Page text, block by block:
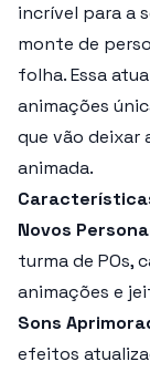
incrível para a
monte de
folha. Essa
animações
que vão deixar
animada.
Novos
turma de POs,
animações e
Sons
efeitos